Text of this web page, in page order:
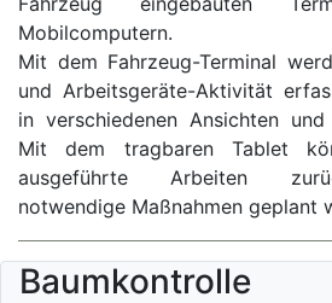
Mobilcomputern.
Mit dem Fahrzeug-Terminal
und Arbeitsgeräte-Aktivität
in verschiedenen Ansichten
Mit dem tragbaren Tablet
ausgeführte Arbeiten
notwendige Maßnahmen geplant
Baumkontrolle